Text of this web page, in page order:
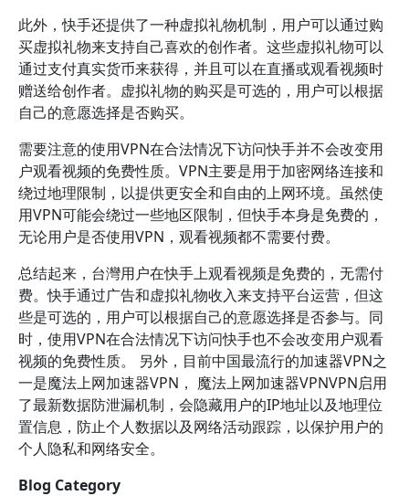
此外，快手还提供了一种虚拟礼物机制，用户可以通过购
买虚拟礼物来支持自己喜欢的创作者。这些虚拟礼物可以
通过支付真实货币来获得，并且可以在直播或观看视频时
赠送给创作者。虚拟礼物的购买是可选的，用户可以根据
自己的意愿选择是否购买。
需要注意的使用VPN在合法情况下访问快手并不会改变用
户观看视频的免费性质。VPN主要是用于加密网络连接和
绕过地理限制，以提供更安全和自由的上网环境。虽然使
用VPN可能会绕过一些地区限制，但快手本身是免费的，
无论用户是否使用VPN，观看视频都不需要付费。
总结起来，台灣用户在快手上观看视频是免费的，无需付
费。快手通过广告和虚拟礼物收入来支持平台运营，但这
些是可选的，用户可以根据自己的意愿选择是否参与。同
时，使用VPN在合法情况下访问快手也不会改变用户观看
视频的免费性质。 另外，目前中国最流行的加速器VPN之
一是魔法上网加速器VPN， 魔法上网加速器VPNVPN启用
了最新数据防泄漏机制，会隐藏用户的IP地址以及地理位
置信息，防止个人数据以及网络活动跟踪，以保护用户的
个人隐私和网络安全。
Blog Category